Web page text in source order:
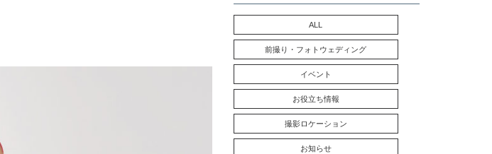
ALL
前撮り・フォトウェディング
イベント
お役立ち情報
撮影ロケーション
お知らせ